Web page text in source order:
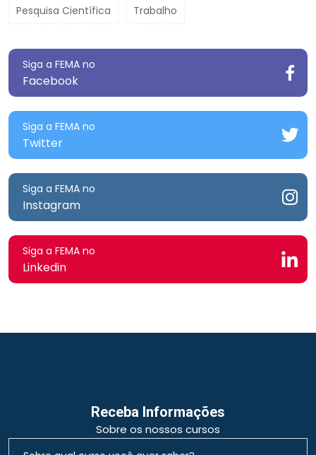
Pesquisa Científica Trabalho
Siga a FEMA no
Facebook
Siga a FEMA no
Twitter
Siga a FEMA no
Instagram
Siga a FEMA no
Linkedin
Receba Informações
Sobre os nossos cursos